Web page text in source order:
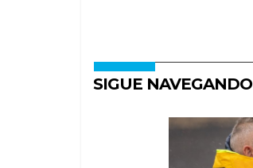
SIGUE NAVEGANDO